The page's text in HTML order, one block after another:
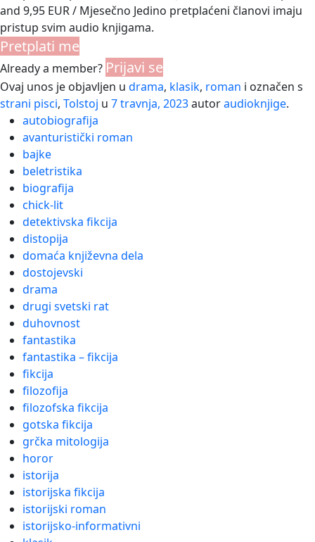
and 9,95 EUR / Mjesečno Jedino pretplaćeni članovi imaju
pristup svim audio knjigama.
Pretplati me
Already a member? Prijavi se
Ovaj unos je objavljen u drama, klasik, roman i označen s
strani pisci, Tolstoj u 7 travnja, 2023autoraudioknjige.
autobiografija
avanturistički roman
bajke
beletristika
biografija
chick-lit
detektivska fikcija
distopija
domaća književna dela
dostojevski
drama
drugi svetski rat
duhovnost
fantastika
fantastika – fikcija
fikcija
filozofija
filozofska fikcija
gotska fikcija
grčka mitologija
horor
istorija
istorijska fikcija
istorijski roman
istorijsko-informativni